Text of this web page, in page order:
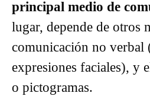
principal medio de
lugar, depende de otros
comunicación no verbal
expresiones faciales), y
o pictogramas.